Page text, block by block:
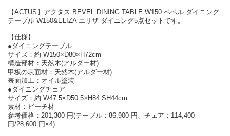
【ACTUS】アクタス BEVEL DINING TABLE W150 ベベル ダイニング
テーブル W150&ELIZA エリザ ダイニング5点セットです。
【仕様】
●ダイニングテーブル
サイズ：約 W150×D80×H72cm
構造部材：天然木(アルダー材)
甲板の表面材：天然木(アルダー材)
表面加工：オイル塗装
●ダイニングチェア
サイズ：約 W47.5×D50.5×H84 SH44cm
素材：ビーチ材
参考価格：201,300 円(テーブル：86,900 円、チェア：114,400
円/28,600 円×4)